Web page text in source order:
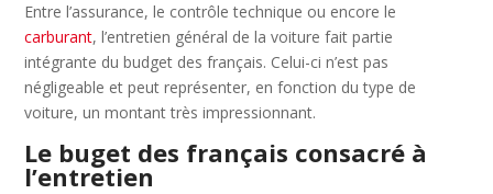
Entre l’assurance, le contrôle technique ou encore le
carburant, l’entretien général de la voiture fait partie
intégrante du budget des français. Celui-ci n’est pas
négligeable et peut représenter, en fonction du type de
voiture, un montant très impressionnant.
Le buget des français consacré à
l’entretien